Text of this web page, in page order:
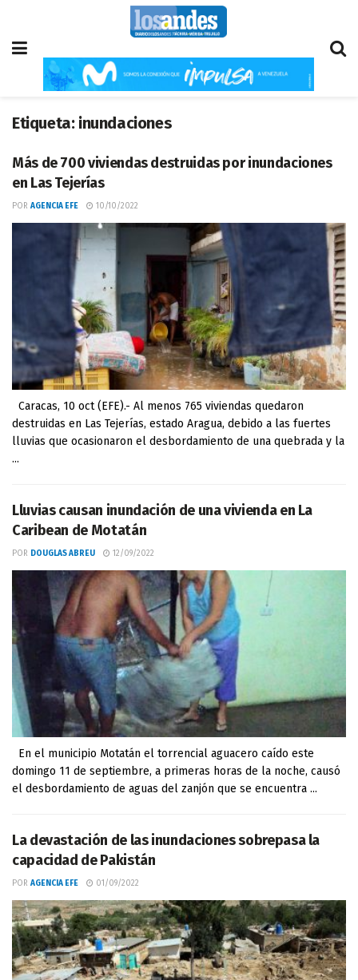
Etiqueta: inundaciones
Más de 700 viviendas destruidas por inundaciones
en Las Tejerías
POR AGENCIA EFE 10/10/2022
Caracas, 10 oct (EFE).- Al menos 765 viviendas quedaron
destruidas en Las Tejerías, estado Aragua, debido a las fuertes
lluvias que ocasionaron el desbordamiento de una quebrada y la
...
Lluvias causan inundación de una vivienda en La
Caribean de Motatán
POR DOUGLAS ABREU 12/09/2022
En el municipio Motatán el torrencial aguacero caído este
domingo 11 de septiembre, a primeras horas de la noche, causó
el desbordamiento de aguas del zanjón que se encuentra ...
La devastación de las inundaciones sobrepasa la
capacidad de Pakistán
POR AGENCIA EFE 01/09/2022